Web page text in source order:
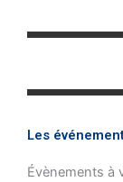
Les
Évènements à